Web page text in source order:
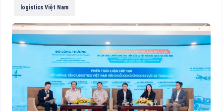
logistics Việt Nam